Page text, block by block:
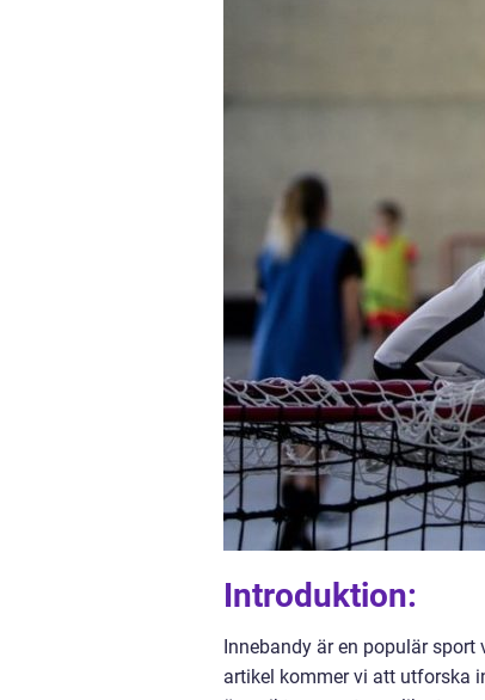
Introduktion:
Innebandy är en populär
artikel kommer vi att utforska